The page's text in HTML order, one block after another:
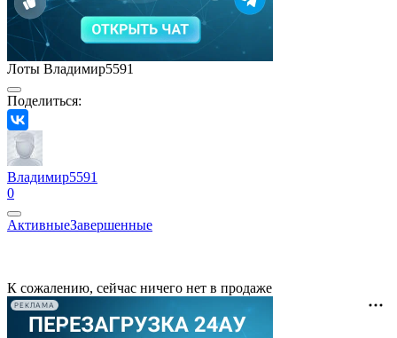
Лоты Владимир5591
Поделиться:
Владимир5591
0
АктивныеЗавершенные
К сожалению, сейчас ничего нет в продаже
РЕКЛАМА